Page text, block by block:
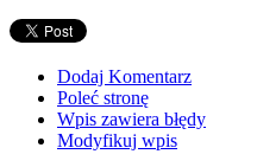
Dodaj Komentarz
Poleć stronę
Wpis zawiera błędy
Modyfikuj wpis